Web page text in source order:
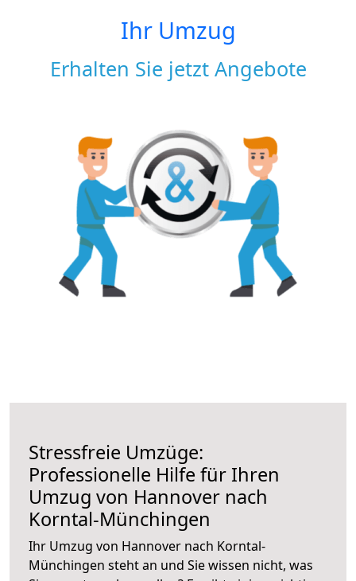
Ihr Umzug
Erhalten Sie jetzt Angebote
Stressfreie Umzüge:
Professionelle Hilfe für Ihren
Umzug von Hannover nach
Korntal-Münchingen
Ihr Umzug von Hannover nach Korntal-
Münchingen steht an und Sie wissen nicht, was